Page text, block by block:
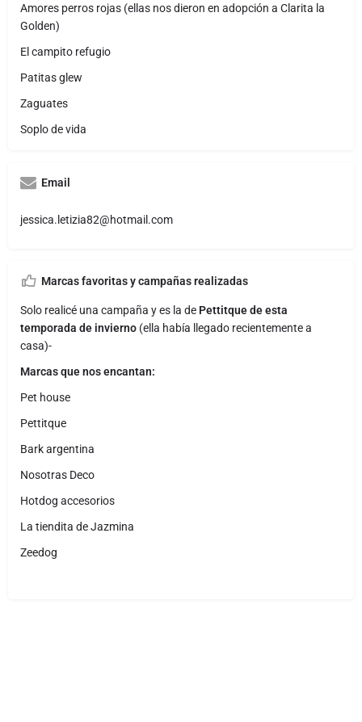
Amores perros rojas (ellas nos dieron en adopción a Clarita la
Golden)
El campito refugio
Patitas glew
Zaguates
Soplo de vida
Email
jessica.letizia82@hotmail.com
Marcas favoritas y campañas realizadas
Solo realicé una campaña y es la de Pettitque de esta
temporada de invierno (ella había llegado recientemente a
casa)-
Marcas que nos encantan:
Pet house
Pettitque
Bark argentina
Nosotras Deco
Hotdog accesorios
La tiendita de Jazmina
Zeedog